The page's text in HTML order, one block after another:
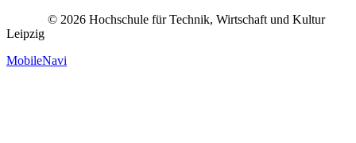
© 2026 Hochschule für Technik, Wirtschaft und Kultur
Leipzig
MobileNavi